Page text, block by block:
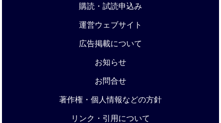
購読・試読申込み
運営ウェブサイト
広告掲載について
お知らせ
お問合せ
著作権・個人情報などの方針
リンク・引用について